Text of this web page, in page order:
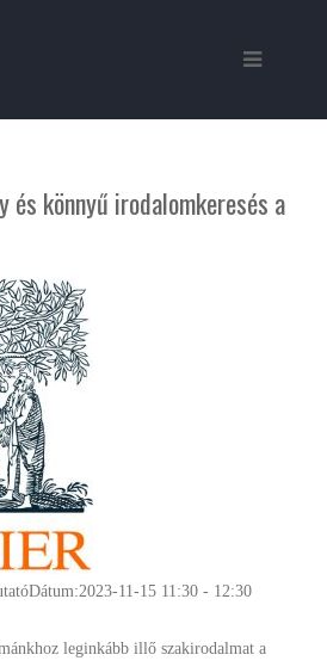
és könnyű irodalomkeresés a
Dátum:2023-11-15 11:30 - 12:30
leginkább illő szakirodalmat a